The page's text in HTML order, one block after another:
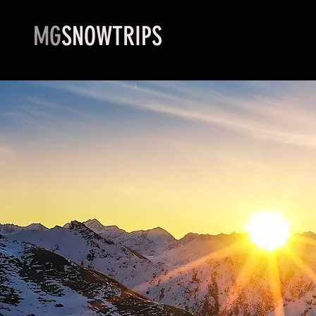
MGSNOWTRIPS